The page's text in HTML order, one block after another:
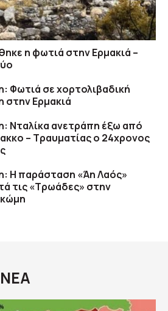
η φωτιά στην Ερμακιά –
Φωτιά σε χορτολιβαδική
στην Ερμακιά
Νταλίκα ανετράπη έξω από
– Τραυματίας ο 24χρονος
Η παράσταση «Άη Λαός»
τις «Τρωάδες» στην